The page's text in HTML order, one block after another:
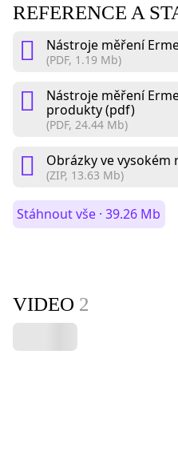
REFERENCE A
Nástroje měření
(PDF, 1.19 Mb)
Nástroje měření
produkty (pdf)
(PDF, 24.44 Mb)
Obrázky ve vysokém
(ZIP, 13.63 Mb)
Stáhnout vše · 39.26 Mb
VIDEO 2